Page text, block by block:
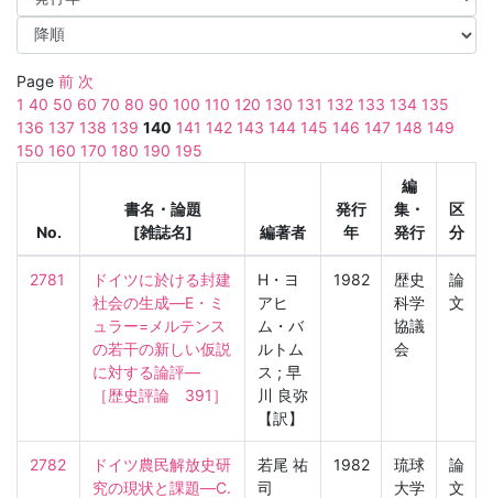
Page 前 次
1 40 50 60 70 80 90 100 110 120 130 131 132 133 134 135
136 137 138 139 140 141 142 143 144 145 146 147 148 149
150 160 170 180 190 195
No.
書名・論題
[雑誌名]
編著者
発行
年
編
集・
発行
区
分
2781
ドイツに於ける封建
社会の生成—E・ミ
ュラー=メルテンス
の若干の新しい仮説
に対する論評—
［歴史評論　391］
H・ヨ
アヒ
ム・バ
ルトム
ス ; 早
川 良弥
【訳】
1982
歴史
科学
協議
会
論
文
2782
ドイツ農民解放史研
究の現状と課題—C.
若尾 祐
司
1982
琉球
大学
論
文